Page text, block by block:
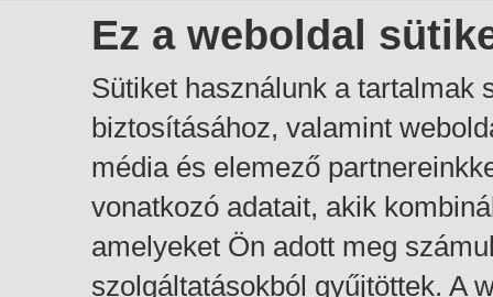
Ez a weboldal
Sütiket használunk a tartalmak
biztosításához, valamint
média és elemező
vonatkozó adatait, akik
amelyeket Ön adott meg
szolgáltatásokból gyűjtöttek. A